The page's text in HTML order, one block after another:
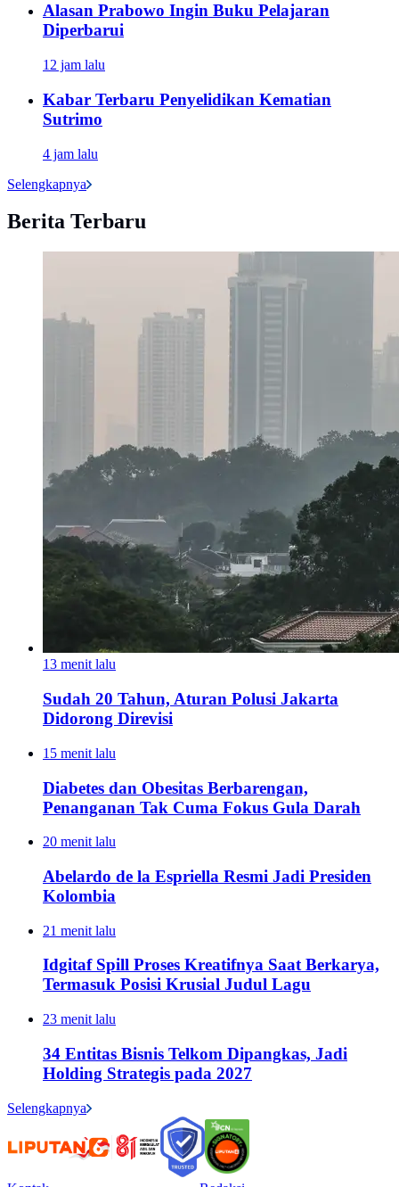
Alasan Prabowo Ingin Buku Pelajaran
Diperbarui
12 jam lalu
Kabar Terbaru Penyelidikan Kematian
Sutrimo
4 jam lalu
Selengkapnya
Berita Terbaru
13 menit lalu
Sudah 20 Tahun, Aturan Polusi Jakarta
Didorong Direvisi
15 menit lalu
Diabetes dan Obesitas Berbarengan,
Penanganan Tak Cuma Fokus Gula Darah
20 menit lalu
Abelardo de la Espriella Resmi Jadi Presiden
Kolombia
21 menit lalu
Idgitaf Spill Proses Kreatifnya Saat Berkarya,
Termasuk Posisi Krusial Judul Lagu
23 menit lalu
34 Entitas Bisnis Telkom Dipangkas, Jadi
Holding Strategis pada 2027
Selengkapnya